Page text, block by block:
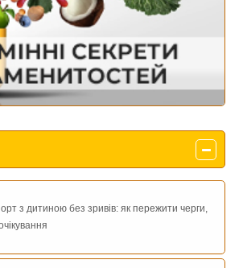
з дитиною без зривів: як пережити черги,